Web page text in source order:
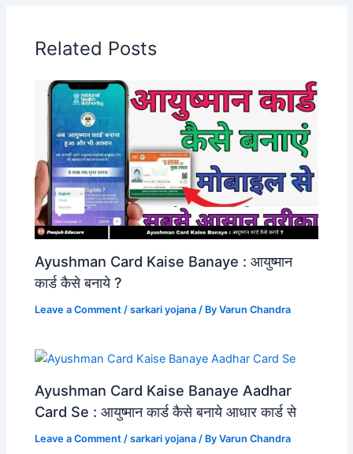
Related Posts
Ayushman Card Kaise Banaye : आयुष्मान
कार्ड कैसे बनाये ?
Leave a Comment /sarkari yojana / ByVarun Chandra
Ayushman Card Kaise Banaye Aadhar
Card Se : आयुष्मान कार्ड कैसे बनाये आधार कार्ड से
Leave a Comment /sarkari yojana / ByVarun Chandra